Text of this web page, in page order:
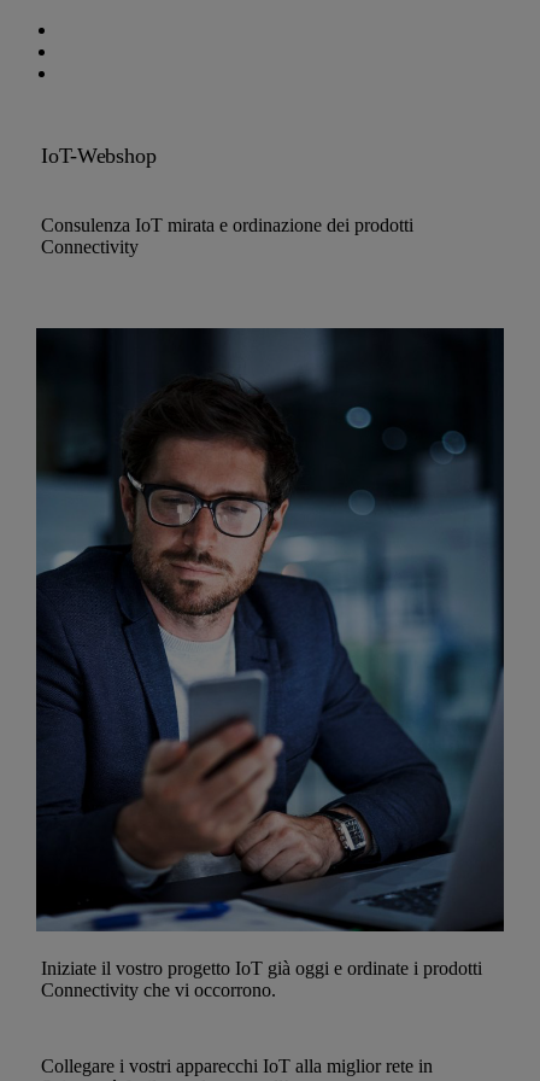
IoT-Webshop
Consulenza IoT mirata e ordinazione dei prodotti
Connectivity
Iniziate il vostro progetto IoT già oggi e ordinate i prodotti
Connectivity che vi occorrono.
Collegare i vostri apparecchi IoT alla miglior rete in